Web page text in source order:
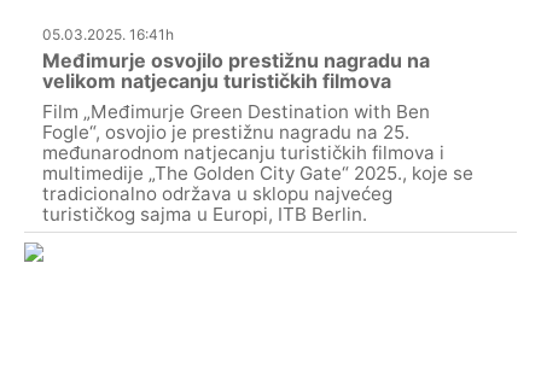
05.03.2025. 16:41h
Međimurje osvojilo prestižnu nagradu na
velikom natjecanju turističkih filmova
Film „Međimurje Green Destination with Ben
Fogle“, osvojio je prestižnu nagradu na 25.
međunarodnom natjecanju turističkih filmova i
multimedije „The Golden City Gate“ 2025., koje se
tradicionalno održava u sklopu najvećeg
turističkog sajma u Europi, ITB Berlin.